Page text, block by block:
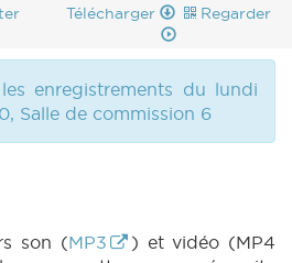
Télécharger Regarder
enregistrements du lundi
Salle de commission 6
son (MP3
) et vidéo (MP4